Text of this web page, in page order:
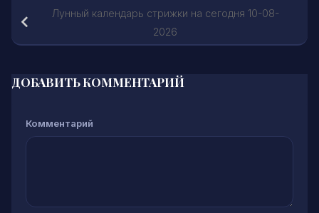
Лунный календарь стрижки на сегодня 10-08-
2026
ДОБАВИТЬ КОММЕНТАРИЙ
Комментарий